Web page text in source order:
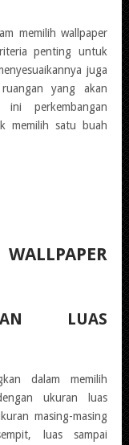
memilih wallpaper
penting untuk
juga
yang akan
perkembangan
memilih satu buah
LUAS
dalam memilih
ukuran luas
masing-masing
luas sampai